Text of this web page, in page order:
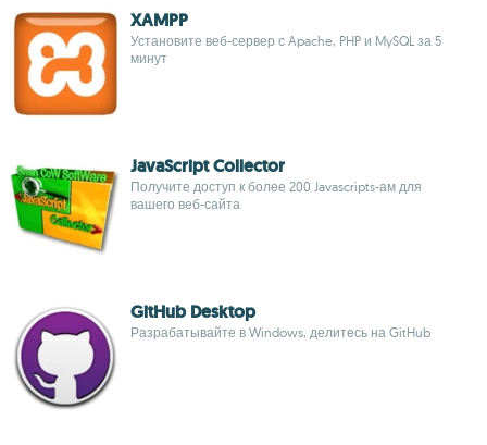
XAMPP
Установите веб-сервер с Apache, PHP и MySQL за 5
минут
JavaScript Collector
Получите доступ к более 200 Javascripts-ам для
вашего веб-сайта
GitHub Desktop
Разрабатывайте в Windows, делитесь на GitHub